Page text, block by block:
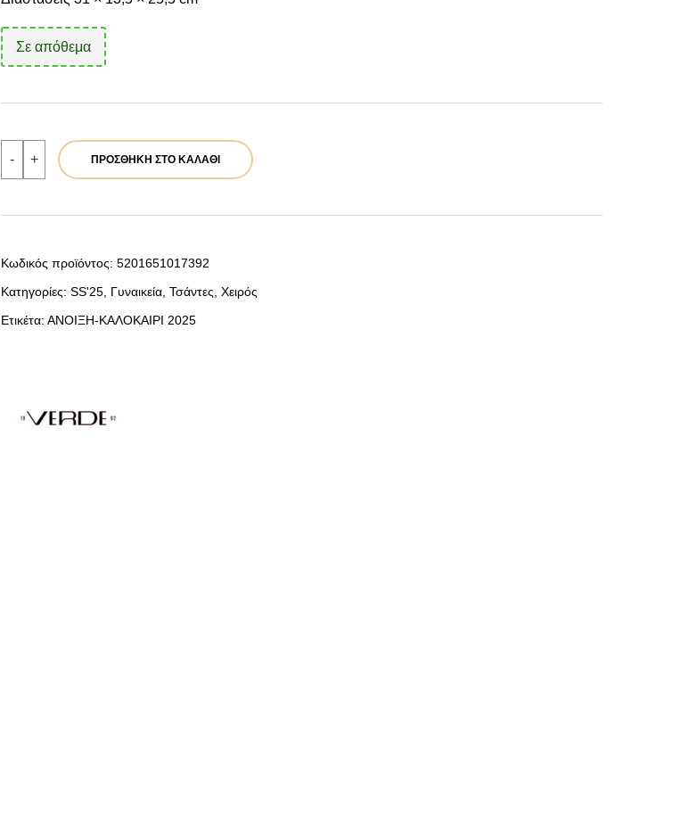
Σε απόθεμα
-
Verde
Γυναικεια
Τσαντα
ποσότητα
+ ΠΡΟΣΘΉΚΗ ΣΤΟ ΚΑΛΆΘΙ
Κωδικός προϊόντος: 5201651017392
Κατηγορίες: SS'25 Γυναικεία Τσάντες Χειρός
Ετικέτα: ΑΝΟΙΞΗ-ΚΑΛΟΚΑΙΡΙ 2025